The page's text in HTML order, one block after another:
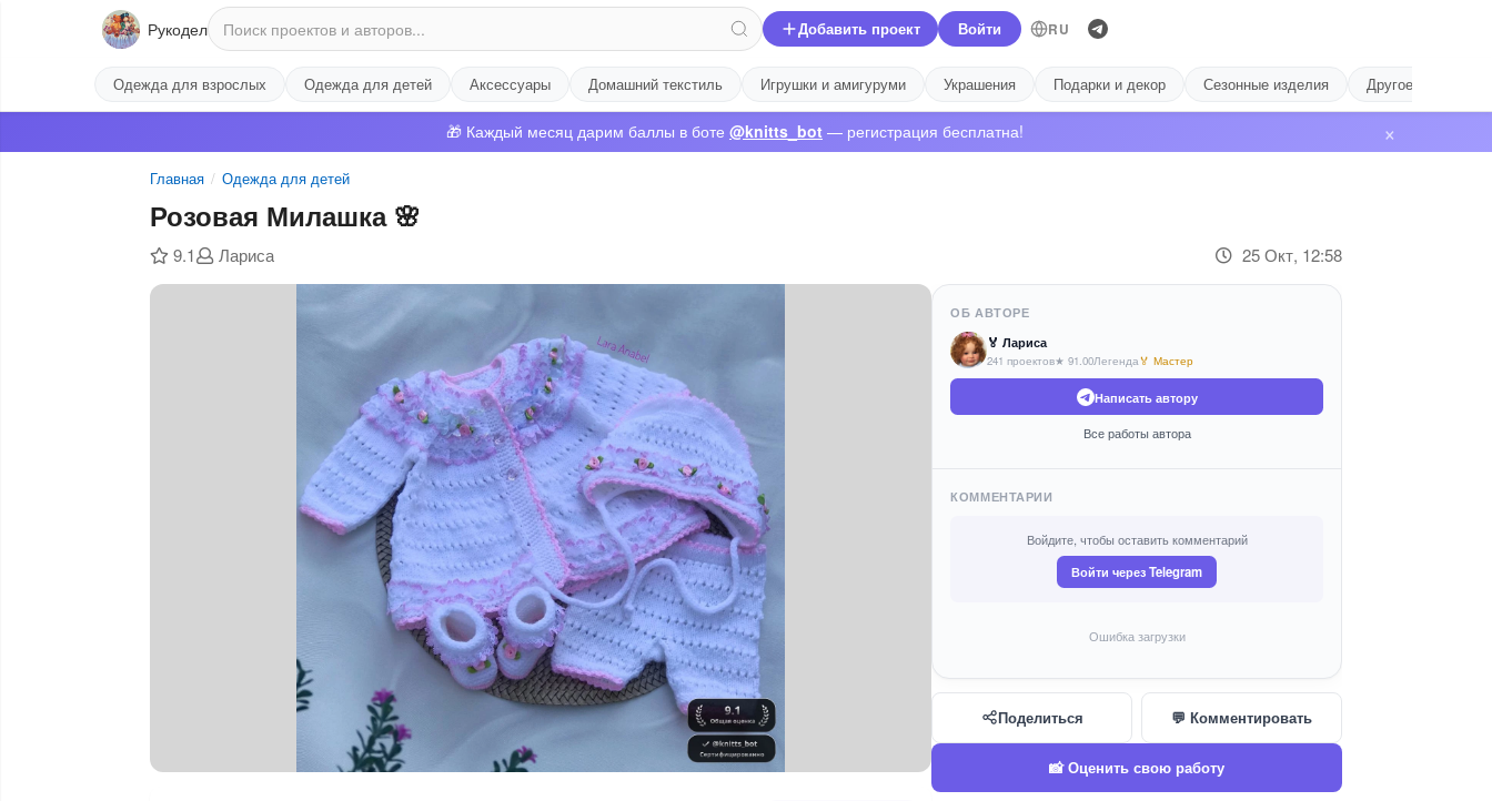
Рукодел Добавить проект Войти RU
Одежда для взрослых Одежда для детей Аксессуары Домашний текстиль Игрушки и амигуруми Украшения Подарки и декор Сезонные изделия Другое
🎁 Каждый месяц дарим баллы в боте @knitts_bot — регистрация бесплатна! ×
Главная / Одежда для детей
Розовая Милашка 🌸
9.1 Лариса 25 Окт, 12:58
ОБ АВТОРЕ
🏅 Лариса
241 проектов★ 91.00Легенда🏅 Мастер
Написать автору
Все работы автора
КОММЕНТАРИИ
Войдите, чтобы оставить комментарий
Войти через Telegram
Ошибка загрузки
Поделиться 💬 Комментировать
📸 Оценить свою работу